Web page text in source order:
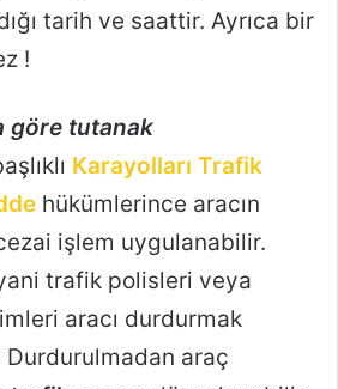
tarih ve saattir. Ayrıca bir
!
göre tutanak
Karayolları Trafik
hükümlerince aracın
işlem uygulanabilir.
trafik polisleri veya
aracı durdurmak
araç